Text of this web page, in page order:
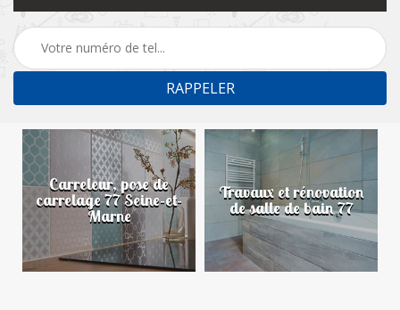
Carreleur, pose de
carrelage 77 Seine-et-
Marne
Travaux et rénovation
de salle de bain 77